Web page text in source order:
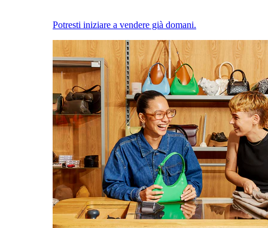
Potresti iniziare a vendere già domani.